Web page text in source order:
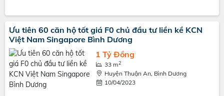
Ưu tiên 60 căn hộ tốt giá F0 chủ đầu tư liền kề KCN
Việt Nam Singapore Bình Dương
1 Tỷ Đồng
33 m2
Huyện Thuận An, Bình Dương
10/04/2023